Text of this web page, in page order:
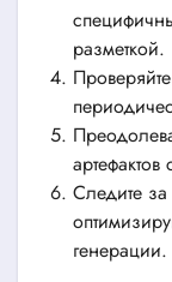
разметкой.
Следите
генерации.